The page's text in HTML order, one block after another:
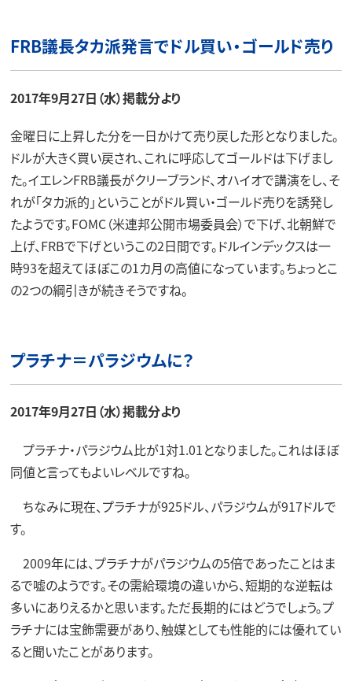
FRB議長タカ派発言でドル買い・ゴールド売り
2017年9月27日（水）掲載分より
金曜日に上昇した分を一日かけて売り戻した形となりました。
ドルが大きく買い戻され、これに呼応してゴールドは下げまし
た。イエレンFRB議長がクリーブランド、オハイオで講演をし、そ
れが「タカ派的」ということがドル買い・ゴールド売りを誘発し
たようです。FOMC（米連邦公開市場委員会）で下げ、北朝鮮で
上げ、FRBで下げというこの2日間です。ドルインデックスは一
時93を超えてほぼこの1カ月の高値になっています。ちょっとこ
の2つの綱引きが続きそうですね。
プラチナ＝パラジウムに？
2017年9月27日（水）掲載分より
プラチナ・パラジウム比が1対1.01となりました。これはほぼ
同値と言ってもよいレベルですね。
ちなみに現在、プラチナが925ドル、パラジウムが917ドルで
す。
2009年には、プラチナがパラジウムの5倍であったことはま
るで嘘のようです。その需給環境の違いから、短期的な逆転は
多いにありえるかと思います。ただ長期的にはどうでしょう。プ
ラチナには宝飾需要があり、触媒としても性能的には優れてい
ると聞いたことがあります。